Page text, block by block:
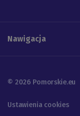
Nawigacja
© 2026 Pomorskie.eu
Ustawienia cookies